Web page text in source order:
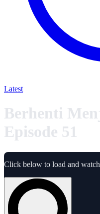
Latest
Berhenti
Episode 51
Click below to load and